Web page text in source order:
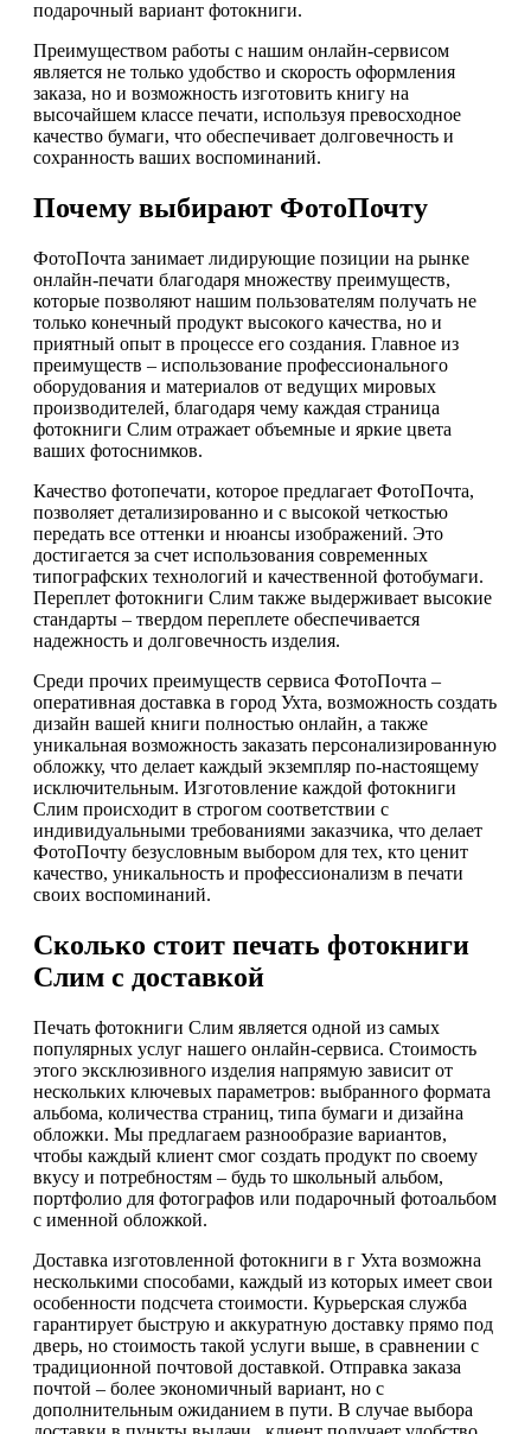
подарочный вариант фотокниги.
Преимуществом работы с нашим онлайн-сервисом
является не только удобство и скорость оформления
заказа, но и возможность изготовить книгу на
высочайшем классе печати, используя превосходное
качество бумаги, что обеспечивает долговечность и
сохранность ваших воспоминаний.
Почему выбирают ФотоПочту
ФотоПочта занимает лидирующие позиции на рынке
онлайн-печати благодаря множеству преимуществ,
которые позволяют нашим пользователям получать не
только конечный продукт высокого качества, но и
приятный опыт в процессе его создания. Главное из
преимуществ – использование профессионального
оборудования и материалов от ведущих мировых
производителей, благодаря чему каждая страница
фотокниги Слим отражает объемные и яркие цвета
ваших фотоснимков.
Качество фотопечати, которое предлагает ФотоПочта,
позволяет детализированно и с высокой четкостью
передать все оттенки и нюансы изображений. Это
достигается за счет использования современных
типографских технологий и качественной фотобумаги.
Переплет фотокниги Слим также выдерживает высокие
стандарты – твердом переплете обеспечивается
надежность и долговечность изделия.
Среди прочих преимуществ сервиса ФотоПочта –
оперативная доставка в город Ухта, возможность создать
дизайн вашей книги полностью онлайн, а также
уникальная возможность заказать персонализированную
обложку, что делает каждый экземпляр по-настоящему
исключительным. Изготовление каждой фотокниги
Слим происходит в строгом соответствии с
индивидуальными требованиями заказчика, что делает
ФотоПочту безусловным выбором для тех, кто ценит
качество, уникальность и профессионализм в печати
своих воспоминаний.
Сколько стоит печать фотокниги
Слим с доставкой
Печать фотокниги Слим является одной из самых
популярных услуг нашего онлайн-сервиса. Стоимость
этого эксклюзивного изделия напрямую зависит от
нескольких ключевых параметров: выбранного формата
альбома, количества страниц, типа бумаги и дизайна
обложки. Мы предлагаем разнообразие вариантов,
чтобы каждый клиент смог создать продукт по своему
вкусу и потребностям – будь то школьный альбом,
портфолио для фотографов или подарочный фотоальбом
с именной обложкой.
Доставка изготовленной фотокниги в г Ухта возможна
несколькими способами, каждый из которых имеет свои
особенности подсчета стоимости. Курьерская служба
гарантирует быструю и аккуратную доставку прямо под
дверь, но стоимость такой услуги выше, в сравнении с
традиционной почтовой доставкой. Отправка заказа
почтой – более экономичный вариант, но с
дополнительным ожиданием в пути. В случае выбора